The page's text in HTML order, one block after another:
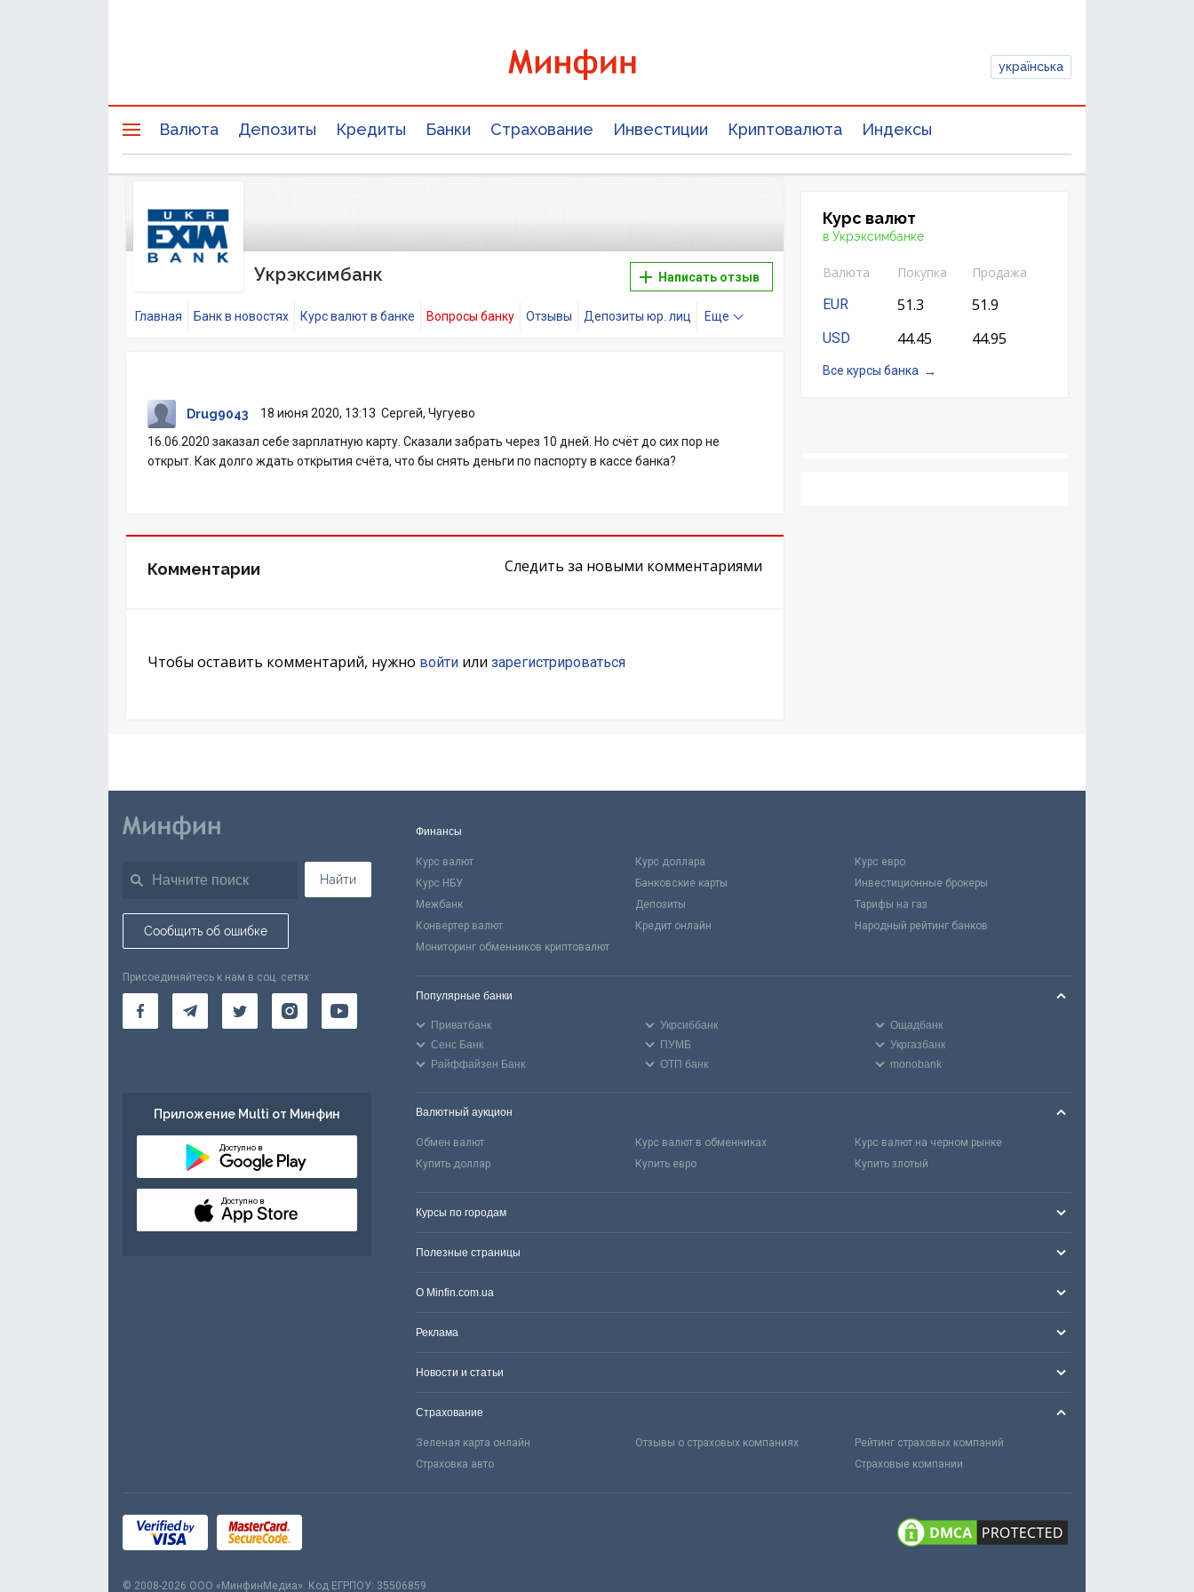
українська
Валюта Депозиты Кредиты Банки Страхование Инвестиции Криптовалюта Индексы
Укрэксимбанк Написать отзыв
Главная Банк в новостях Курс валют в банке Вопросы банку Отзывы Депозиты юр. лиц Еще
Drug9043 18 июня 2020, 13:13 Сергей, Чугуево
16.06.2020 заказал себе зарплатную карту. Сказали забрать через 10 дней. Но счёт до сих пор не
открыт. Как долго ждать открытия счёта, что бы снять деньги по паспорту в кассе банка?
Следить за новыми комментариями
Комментарии
Чтобы оставить комментарий, нужно войти или зарегистрироваться
Курс валют
в Укрэксимбанке
Валюта Покупка
Продажа
EUR
51.3 51.9
USD 44.45 44.95
Все курсы банка
Найти
Сообщить об ошибке
Присоединяйтесь к нам в соц. сетях:
Приложение Multi от Минфин
Доступно в
Доступно в
Финансы
Курс валют Курс доллара
Курс евро
Курс НБУ
Банковские карты
Инвестиционные брокеры
Межбанк
Депозиты
Тарифы на газ
Конвертер валют
Кредит онлайн
Народный рейтинг банков
Мониторинг обменников криптовалют
Популярные банки
Приватбанк Укрсиббанк
Ощадбанк
Сенс Банк
ПУМБ
Укргазбанк
Райффайзен Банк
ОТП банк monobank
Валютный аукцион
Обмен валют Курс валют в обменниках
Курс валют на черном рынке
Купить доллар
Купить евро Купить злотый
Курсы по городам
Полезные страницы
О Minfin.com.ua
Реклама
Новости и статьи
Страхование
Зеленая карта онлайн Отзывы о страховых компаниях
Рейтинг страховых компаний
Страховка авто
Страховые компании
© 2008-2026 ООО «МинфинМедиа». Код ЕГРПОУ: 35506859